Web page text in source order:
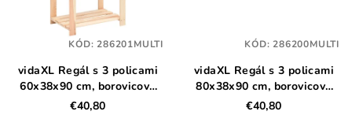
vidaXL Regál s 3 policami
60x38x90 cm, borovicový
masív 150 kg
€40,80
KÓD:286201MULTI
vidaXL Regál s 3 policami
80x38x90 cm, borovicový
masív 150 kg
€40,80
KÓD:286200MULTI